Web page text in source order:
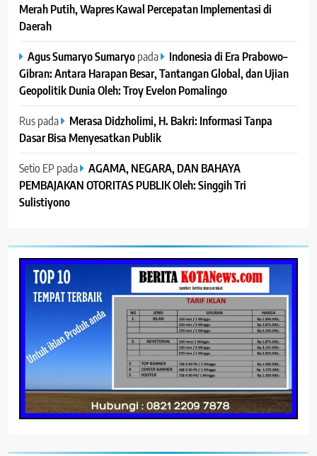
Merah Putih, Wapres Kawal Percepatan Implementasi di
Daerah
Agus Sumaryo Sumaryopada
Indonesia di Era Prabowo–
Gibran: Antara Harapan Besar, Tantangan Global, dan Ujian
Geopolitik Dunia Oleh: Troy Evelon Pomalingo
Ruspada
Merasa Didzholimi, H. Bakri: Informasi Tanpa
Dasar Bisa Menyesatkan Publik
Setio EP pada
AGAMA, NEGARA, DAN BAHAYA
PEMBAJAKAN OTORITAS PUBLIK Oleh: Singgih Tri
Sulistiyono